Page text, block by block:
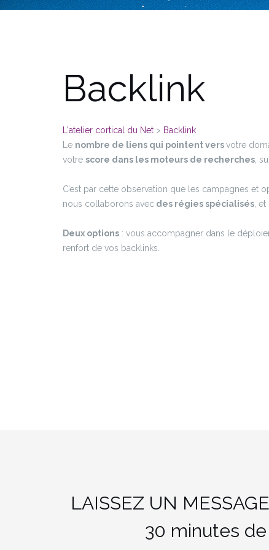
Backlink
L'atelier cortical du Net > Backlink
Le nombre de liens qui pointent versvotre
votre score dans les moteurs de recherches ,
C’est par cette observation que les campagnes et
nous collaborons avec des régies spécialisés ,
Deux options : vous accompagner dans le
renfort de vos backlinks.
LAISSEZ UN
30 minutes